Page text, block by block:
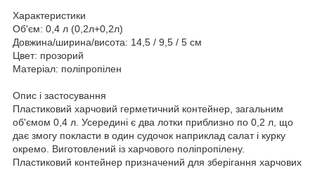
Характеристики
Об'єм: 0,4 л (0,2л+0,2л)
Довжина/ширина/висота: 14,5 / 9,5 / 5 cм
Цвет: прозорий
Матеріал: поліпропілен
Опис і застосування
Пластиковий харчовий герметичний контейнер, загальним
об'ємом 0,4 л. Усередині є два лотки приблизно по 0,2 л, що
дає змогу покласти в один судочок наприклад салат і курку
окремо. Виготовлений із харчового поліпропілену.
Пластиковий контейнер призначений для зберігання харчових